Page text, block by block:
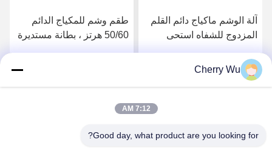
آلة الوشم ماكياج دائم القلم
المزدوج للشفاه استحى
طقم وشم للمكياج الدائم
50/60 هرتز ، بطانة مستديرة
Cherry Wu
7:12 AM
Good day, what product are you looking for?